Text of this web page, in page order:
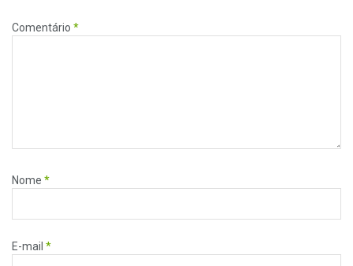
Comentário *
Nome *
E-mail *